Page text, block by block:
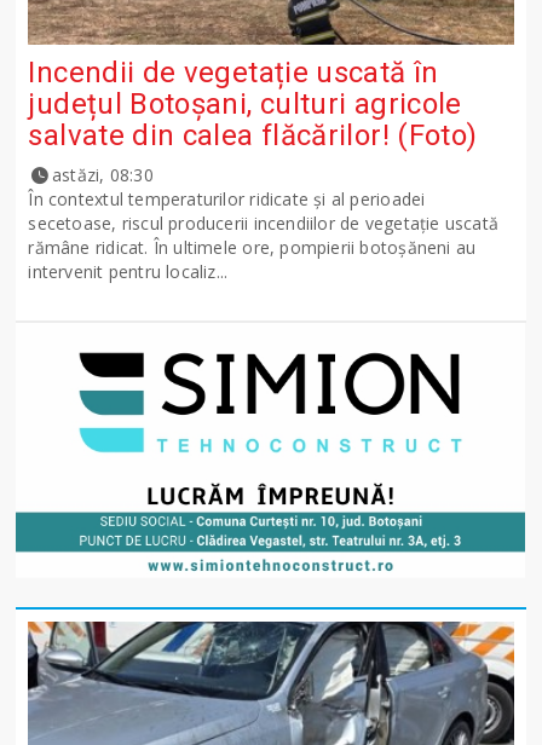
Incendii de vegetație uscată în
județul Botoșani, culturi agricole
salvate din calea flăcărilor! (Foto)
astăzi, 08:30
În contextul temperaturilor ridicate și al perioadei
secetoase, riscul producerii incendiilor de vegetație uscată
rămâne ridicat. În ultimele ore, pompierii botoșăneni au
intervenit pentru localiz...